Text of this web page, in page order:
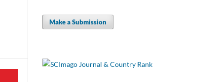
Make a Submission